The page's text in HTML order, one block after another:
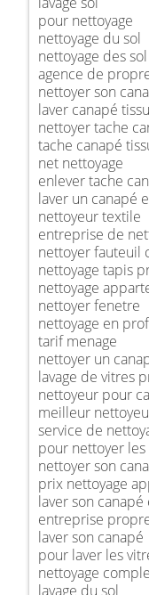
pour nettoyage
nettoyage du sol
nettoyage des sol
agence de
nettoyer son
laver canapé tissu
nettoyer tache
tache canapé
net nettoyage
enlever tache
laver un canapé
nettoyeur textile
entreprise de
nettoyer fauteuil
nettoyage tapis
nettoyage
nettoyer fenetre
nettoyage en
tarif menage
nettoyer un
lavage de vitres
nettoyeur pour
meilleur
service de
pour nettoyer les
nettoyer son
prix nettoyage
laver son canapé
entreprise
laver son canapé
pour laver les
nettoyage
lavage du sol